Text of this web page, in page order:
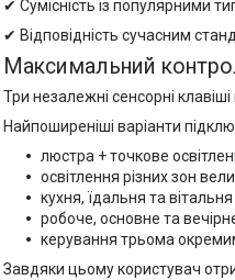
✔ Сумісність із популярними
✔ Відповідність сучасним
Максимальний
Три незалежні сенсорні
Найпоширеніші варіанти
люстра + точкове
освітлення різних зон
кухня, їдальня та
робоче, основне та
керування трьома
Завдяки цьому користувач